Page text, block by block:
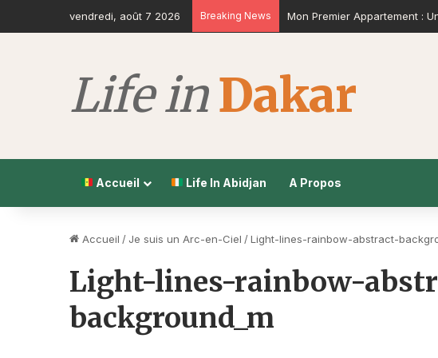
vendredi, août 7 2026 Breaking News Mon Premier Appartement :
Accueil Life In Abidjan A Propos
Accueil / Je suis un Arc-en-Ciel /Light-lines-rainbow-abstract-
Light-lines-rainbow-
background_m